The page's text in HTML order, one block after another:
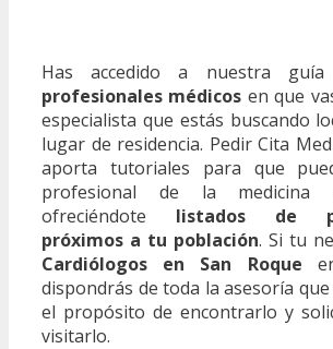
Has accedido a nuestra
profesionales médicos en que
especialista que estás buscando
lugar de residencia. Pedir Cita
aporta tutoriales para que
profesional de la medicina
ofreciéndote listados de
próximos a tu población. Si tu
Cardiólogos en San Roque
dispondrás de toda la asesoría
el propósito de encontrarlo y
visitarlo.